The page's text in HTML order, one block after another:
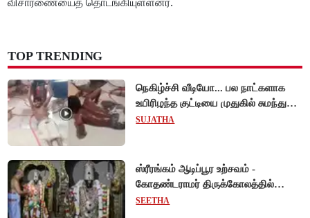
TOP TRENDING
நெகிழ்ச்சி வீடியோ... பல நாட்களாக
உயிரிழந்த குட்டியை முதுகில் சுமந்து
நீந்திய டால்பின்... உலகை உலுக்கிய
SUJATHA
ஸ்ரீரங்கம் ஆடிப்பூர உற்சவம் -
கோதண்டராமர் திருக்கோலத்தில்
ஆண்டாள் நாச்சியார்!
SEETHA